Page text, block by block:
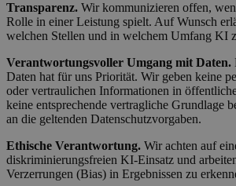
Transparenz. Wir kommunizieren offen,
Rolle in einer Leistung spielt. Auf Wunsch
welchen Stellen und in welchem Umfang KI
Verantwortungsvoller Umgang mit Daten.
Daten hat für uns Priorität. Wir geben keine
oder vertraulichen Informationen in
keine entsprechende vertragliche Grundlage
an die geltenden Datenschutzvorgaben.
Ethische Verantwortung. Wir achten auf
diskriminierungsfreien KI-Einsatz und
Verzerrungen (Bias) in Ergebnissen zu